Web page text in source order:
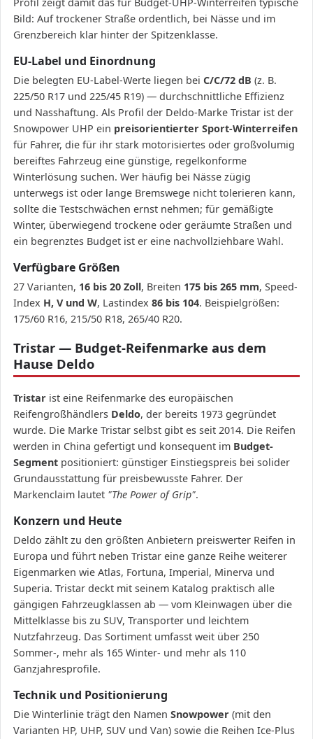
Bild: Auf trockener Straße ordentlich, bei Nässe und im
Grenzbereich klar hinter der Spitzenklasse.
EU-Label und Einordnung
Die belegten EU-Label-Werte liegen bei C/C/72 dB (z. B.
225/50 R17 und 225/45 R19) — durchschnittliche Effizienz
und Nasshaftung. Als Profil der Deldo-Marke Tristar ist der
Snowpower UHP ein preisorientierter Sport-Winterreifen
für Fahrer, die für ihr stark motorisiertes oder großvolumig
bereiftes Fahrzeug eine günstige, regelkonforme
Winterlösung suchen. Wer häufig bei Nässe zügig
unterwegs ist oder lange Bremswege nicht tolerieren kann,
sollte die Testschwächen ernst nehmen; für gemäßigte
Winter, überwiegend trockene oder geräumte Straßen und
ein begrenztes Budget ist er eine nachvollziehbare Wahl.
Verfügbare Größen
27 Varianten, 16 bis 20 Zoll, Breiten 175 bis 265 mm, Speed-
Index H, V und W, Lastindex 86 bis 104. Beispielgrößen:
175/60 R16, 215/50 R18, 265/40 R20.
Tristar — Budget-Reifenmarke aus dem
Hause Deldo
Tristar ist eine Reifenmarke des europäischen
Reifengroßhändlers Deldo, der bereits 1973 gegründet
wurde. Die Marke Tristar selbst gibt es seit 2014. Die Reifen
werden in China gefertigt und konsequent im Budget-
Segment positioniert: günstiger Einstiegspreis bei solider
Grundausstattung für preisbewusste Fahrer. Der
Markenclaim lautet "The Power of Grip".
Konzern und Heute
Deldo zählt zu den größten Anbietern preiswerter Reifen in
Europa und führt neben Tristar eine ganze Reihe weiterer
Eigenmarken wie Atlas, Fortuna, Imperial, Minerva und
Superia. Tristar deckt mit seinem Katalog praktisch alle
gängigen Fahrzeugklassen ab — vom Kleinwagen über die
Mittelklasse bis zu SUV, Transporter und leichtem
Nutzfahrzeug. Das Sortiment umfasst weit über 250
Sommer-, mehr als 165 Winter- und mehr als 110
Ganzjahresprofile.
Technik und Positionierung
Die Winterlinie trägt den Namen Snowpower (mit den
Varianten HP, UHP, SUV und Van) sowie die Reihen Ice-Plus